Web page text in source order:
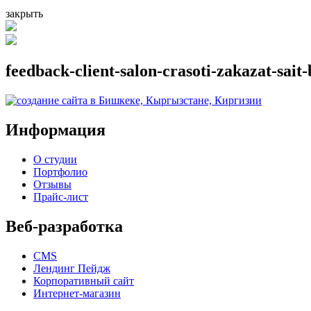
закрыть
feedback-client-salon-crasoti-zakazat-
Информация
О студии
Портфолио
Отзывы
Прайс-лист
Веб-разработка
CMS
Лендинг Пейдж
Корпоративный сайт
Интернет-магазин